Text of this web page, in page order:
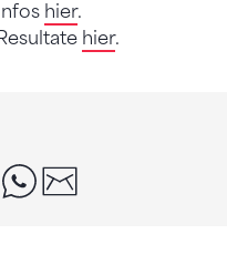
hier.
hier.
linkedinwhatsapp